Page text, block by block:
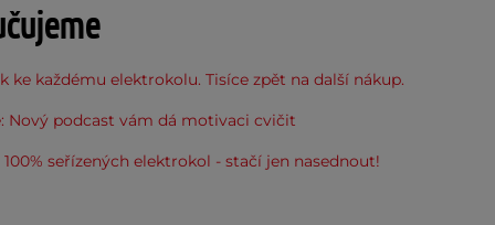
ke každému elektrokolu. Tisíce zpět na další nákup.
Nový podcast vám dá motivaci cvičit
seřízených elektrokol - stačí jen nasednout!